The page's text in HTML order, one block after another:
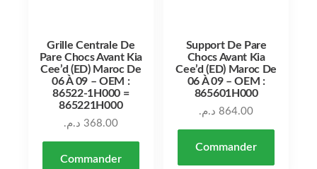
Grille Centrale De
Pare Chocs Avant Kia
Cee’d (ED) Maroc De
06 À 09 – OEM :
86522-1H000 =
865221H000
368.00 د.م.
Commander
Support De Pare
Chocs Avant Kia
Cee’d (ED) Maroc De
06 À 09 – OEM :
865601H000
864.00 د.م.
Commander